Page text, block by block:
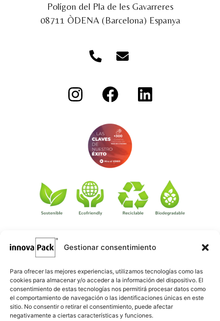
Gestionar consentimiento
Para ofrecer las mejores experiencias, utilizamos tecnologías como las
cookies para almacenar y/o acceder a la información del dispositivo. El
consentimiento de estas tecnologías nos permitirá procesar datos como
el comportamiento de navegación o las identificaciones únicas en este
sitio. No consentir o retirar el consentimiento, puede afectar
negativamente a ciertas características y funciones.
Polígon del Pla de les Gavarreres
08711 ÒDENA (Barcelona) Espanya
©·Créditos: Redacción: Innovapack · Diseño e implementación
web: Manel Caparrós · Servidores y publicación:
Contenido blog: conten.blog